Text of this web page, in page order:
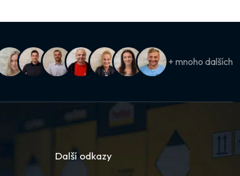
+ mnoho dalších
Další odkazy